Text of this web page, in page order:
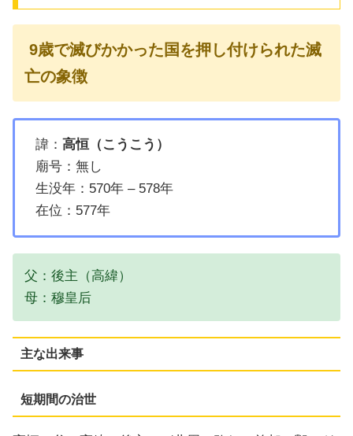
9歳で滅びかかった国を押し付けられた滅
亡の象徴
諱： 高恒（こうこう）
廟号：無し
生没年：570年 – 578年
在位：577年
父：後主（高緯）
母：穆皇后
主な出来事
短期間の治世